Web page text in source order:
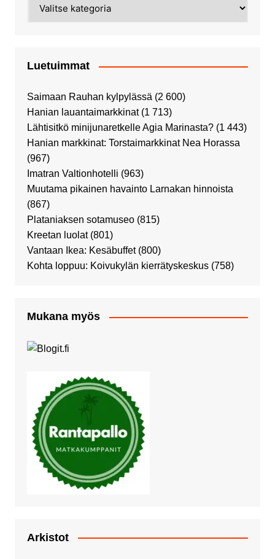
Luetuimmat
Saimaan Rauhan kylpylässä (2 600)
Hanian lauantaimarkkinat (1 713)
Lähtisitkö minijunaretkelle Agia Marinasta? (1 443)
Hanian markkinat: Torstaimarkkinat Nea Horassa
(967)
Imatran Valtionhotelli (963)
Muutama pikainen havainto Larnakan hinnoista
(867)
Plataniaksen sotamuseo (815)
Kreetan luolat (801)
Vantaan Ikea: Kesäbuffet (800)
Kohta loppuu: Koivukylän kierrätyskeskus (758)
Mukana myös
Arkistot